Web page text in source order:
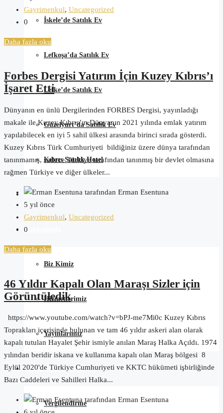
İskele’de Satılık Ev
Lefkoşa’da Satılık Ev
Lefke’de Satılık Ev
Güzelyurt’da Satılık Ev
Kıbrıs Satılık Hotel
Günlük Kiralık
Hakkımızda
Biz Kimiz
Hizmetlerimiz
Yayınlarımız
Satın Alma Rehberi
Vergilendirme
Gayrimenkul, Uncategorized
0
Daha fazla oku
Forbes Dergisi Yatırım İçin Kuzey Kıbrıs’ı
İşaret Etti
Dünyanın en ünlü Dergilerinden FORBES Dergisi, yayınladığı
makale ile Kuzey Kıbrıs’ın Dünyanın 2021 yılında emlak yatırım
yapılabilecek en iyi 5 sahil ülkesi arasında birinci sırada gösterdi.
Kuzey Kıbrıs Türk Cumhuriyeti bildiğiniz üzere dünya tarafından
tanınmamış, sadece Türkiye tarafından tanınmış bir devlet olmasına
rağmen Türkiye ve diğer ülkeler...
tarafından Erman Esentuna
5 yıl önce
Gayrimenkul, Uncategorized
0
Daha fazla oku
46 Yıldır Kapalı Olan Maraşı Sizler için
Görüntüledik
https://www.youtube.com/watch?v=bPJ-me7Mi0c Kuzey Kıbrıs
Toprakları içerisinde bulunan ve tam 46 yıldır askeri alan olarak
kapalı tutulan Hayalet Şehir ismiyle anılan Maraş Halka Açıldı. 1974
yılından beridir iskana ve kullanıma kapalı olan Maraş bölgesi 8
Eylül 2020'de Türkiye Cumhuriyeti ve KKTC hükümeti işbirliğinde
Bazı Caddeleri ve Sahilleri Halka...
tarafından Erman Esentuna